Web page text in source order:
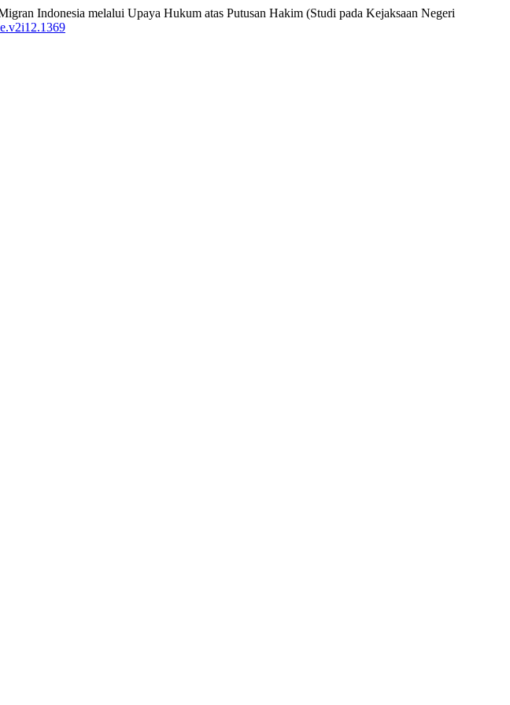
Indonesia melalui Upaya Hukum atas Putusan Hakim (Studi pada Kejaksaan Negeri